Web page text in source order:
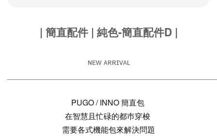
| 簡直配件 | 純色-簡直配件D |
ɴᴇᴡ ᴀʀʀɪᴠᴀʟ
PUGO / INNO 簡直包
在智慧且忙碌的都巿穿梭
需要各式機能包來解決問題